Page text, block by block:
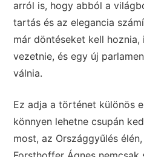
arról is, hogy abból a
tartás és az elegancia
már döntéseket kell
vezetnie, és egy új
válnia.
Ez adja a történet különös
könnyen lehetne csupán
most, az Országgyűlés